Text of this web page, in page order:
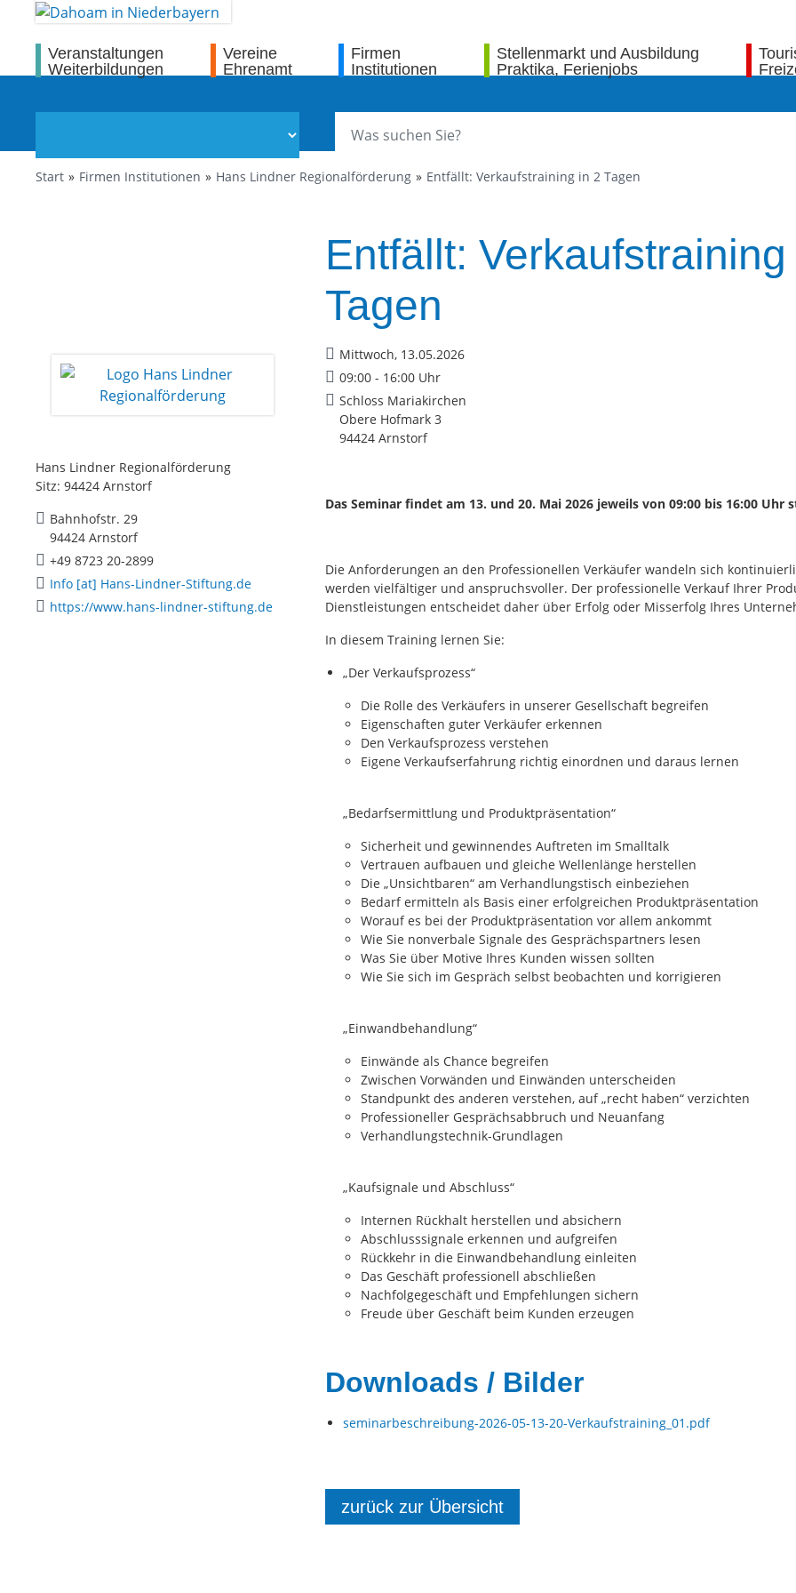
Veranstaltungen
Weiterbildungen
Vereine
Ehrenamt
Firmen
Institutionen
Stellenmarkt und Ausbildung
Praktika, Ferienjobs
Start Firmen Institutionen Hans Lindner Regionalförderung Entfällt: Verkaufstraining in 2 Tagen
Hans Lindner Regionalförderung
Sitz: 94424 Arnstorf
Bahnhofstr. 29
94424 Arnstorf
+49 8723 20-2899
Info [at] Hans-Lindner-Stiftung.de
https://www.hans-lindner-stiftung.de
Entfällt:
Tagen
Mittwoch, 13.05.2026
09:00 - 16:00 Uhr
Schloss Mariakirchen
Obere Hofmark 3
94424 Arnstorf
Das Seminar findet am 13. und 20. Mai 2026 jeweils von 09:00 bis 16:00 Uhr
Die Anforderungen an den Professionellen Verkäufer wandeln sich
werden vielfältiger und anspruchsvoller. Der professionelle Verkauf Ihrer
Dienstleistungen entscheidet daher über Erfolg oder Misserfolg Ihres
In diesem Training lernen Sie:
„Der Verkaufsprozess“
Die Rolle des Verkäufers in unserer Gesellschaft begreifen
Eigenschaften guter Verkäufer erkennen
Den Verkaufsprozess verstehen
Eigene Verkaufserfahrung richtig einordnen und daraus lernen
„Bedarfsermittlung und Produktpräsentation“
Sicherheit und gewinnendes Auftreten im Smalltalk
Vertrauen aufbauen und gleiche Wellenlänge herstellen
Die „Unsichtbaren“ am Verhandlungstisch einbeziehen
Bedarf ermitteln als Basis einer erfolgreichen Produktpräsentation
Worauf es bei der Produktpräsentation vor allem ankommt
Wie Sie nonverbale Signale des Gesprächspartners lesen
Was Sie über Motive Ihres Kunden wissen sollten
Wie Sie sich im Gespräch selbst beobachten und korrigieren
„Einwandbehandlung“
Einwände als Chance begreifen
Zwischen Vorwänden und Einwänden unterscheiden
Standpunkt des anderen verstehen, auf „recht haben“ verzichten
Professioneller Gesprächsabbruch und Neuanfang
Verhandlungstechnik-Grundlagen
„Kaufsignale und Abschluss“
Internen Rückhalt herstellen und absichern
Abschlusssignale erkennen und aufgreifen
Rückkehr in die Einwandbehandlung einleiten
Das Geschäft professionell abschließen
Nachfolgegeschäft und Empfehlungen sichern
Freude über Geschäft beim Kunden erzeugen
Downloads / Bilder
seminarbeschreibung-2026-05-13-20-Verkaufstraining_01.pdf
zurück zur Übersicht